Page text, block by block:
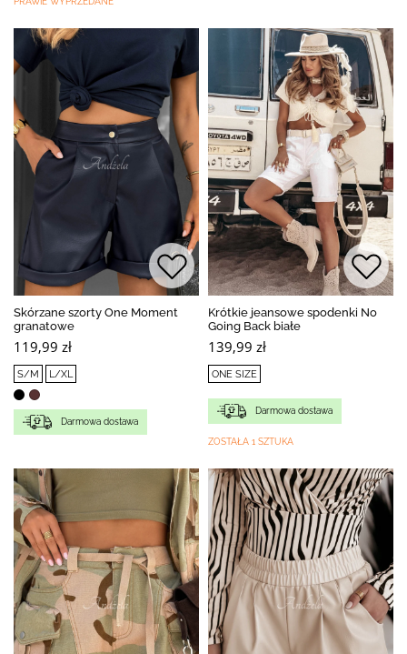
Skórzane szorty One Moment
granatowe
119,99 zł
S/M L/XL
Darmowa dostawa
Krótkie jeansowe spodenki No
Going Back białe
139,99 zł
ONE SIZE
Darmowa dostawa
ZOSTAŁA 1 SZTUKA